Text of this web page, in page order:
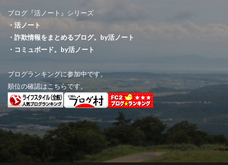
ブログ『活ノート』シリーズ
・活ノート
・詐欺情報をまとめるブログ。by活ノート
・コミュボード。by活ノート
ブログランキングに参加中です。
順位の確認はこちらです。